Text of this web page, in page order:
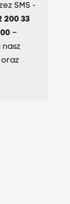
SMS -
200 33
–